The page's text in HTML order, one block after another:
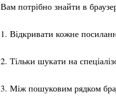
Вам потрібно знайти в
1. Відкривати кожне
2. Тільки шукати на
3. Між пошуковим рядком